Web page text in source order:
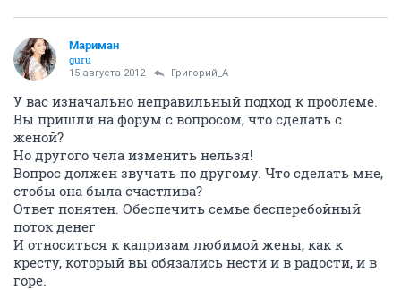
Мариман
guru
15 августа 2012 Григорий_А
У вас изначально неправильный подход к проблеме.
Вы пришли на форум с вопросом, что сделать с
женой?
Но другого чела изменить нельзя!
Вопрос должен звучать по другому. Что сделать мне,
стобы она была счастлива?
Ответ понятен. Обеспечить семье бесперебойный
поток денег
И относиться к капризам любимой жены, как к
кресту, который вы обязались нести и в радости, и в
горе.